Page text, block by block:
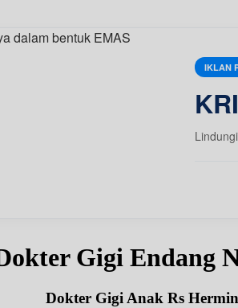
IKLAN
Gigi Endang
Dokter Gigi Anak Rs